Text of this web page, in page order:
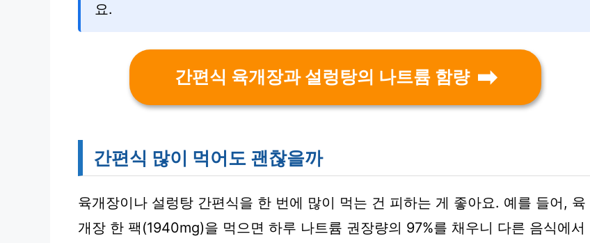
요.
간편식 육개장과 설렁탕의 나트륨 함량
간편식 많이 먹어도 괜찮을까
육개장이나 설렁탕 간편식을 한 번에 많이 먹는 건 피하는 게 좋아요. 예를 들어, 육
개장 한 팩(1940mg)을 먹으면 하루 나트륨 권장량의 97%를 채우니 다른 음식에서